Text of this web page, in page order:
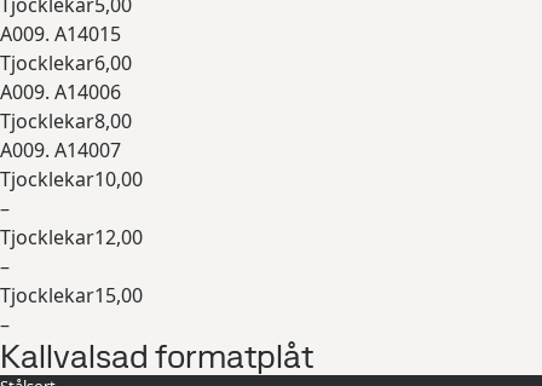
A009. A14015
Tjocklekar6,00
A009. A14006
Tjocklekar8,00
A009. A14007
Tjocklekar10,00
–
Tjocklekar12,00
–
Tjocklekar15,00
–
Expandera
Kallvalsad formatplåt